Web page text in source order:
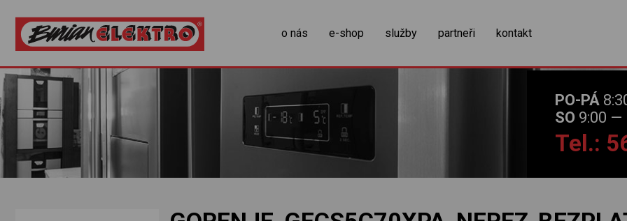
o nás e-shop služby partneři kontakt
zobrazit obsah košíku
PO-PÁ
SO 9:00 —
Tel.: